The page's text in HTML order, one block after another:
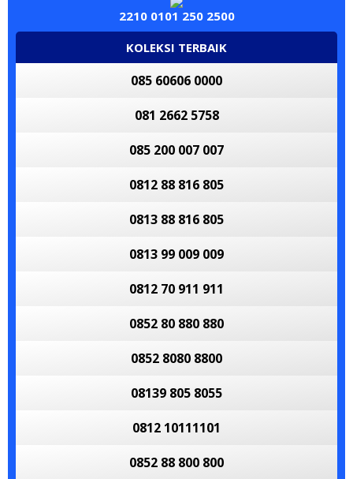
2210 0101 250 2500
KOLEKSI TERBAIK
085 60606 0000
081 2662 5758
085 200 007 007
0812 88 816 805
0813 88 816 805
0813 99 009 009
0812 70 911 911
0852 80 880 880
0852 8080 8800
08139 805 8055
0812 10111101
0852 88 800 800